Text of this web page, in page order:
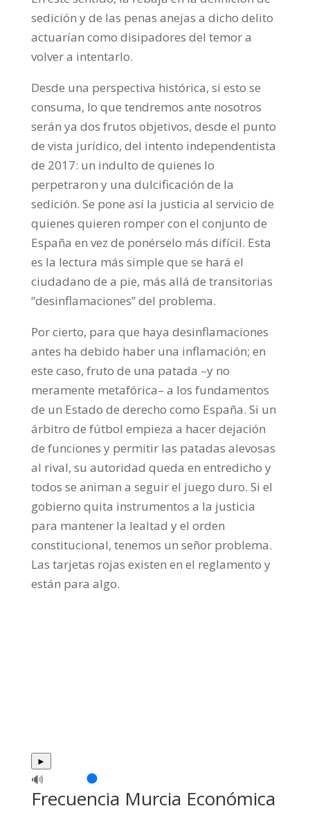
sedición y de las penas anejas a dicho delito
actuarían como disipadores del temor a
volver a intentarlo.
Desde una perspectiva histórica, si esto se
consuma, lo que tendremos ante nosotros
serán ya dos frutos objetivos, desde el punto
de vista jurídico, del intento independentista
de 2017: un indulto de quienes lo
perpetraron y una dulcificación de la
sedición. Se pone así la justicia al servicio de
quienes quieren romper con el conjunto de
España en vez de ponérselo más difícil. Esta
es la lectura más simple que se hará el
ciudadano de a pie, más allá de transitorias
“desinflamaciones” del problema.
Por cierto, para que haya desinflamaciones
antes ha debido haber una inflamación; en
este caso, fruto de una patada –y no
meramente metafórica– a los fundamentos
de un Estado de derecho como España. Si un
árbitro de fútbol empieza a hacer dejación
de funciones y permitir las patadas alevosas
al rival, su autoridad queda en entredicho y
todos se animan a seguir el juego duro. Si el
gobierno quita instrumentos a la justicia
para mantener la lealtad y el orden
constitucional, tenemos un señor problema.
Las tarjetas rojas existen en el reglamento y
están para algo.
►
🔊
Frecuencia Murcia Económica